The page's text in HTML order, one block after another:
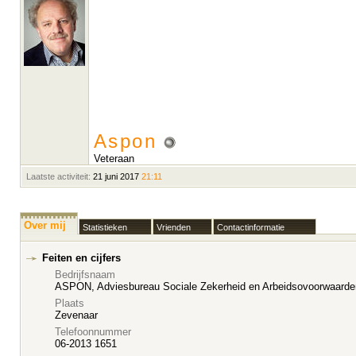
Aspon
Veteraan
Laatste activiteit: 21 juni 2017 21:11
Over mij Statistieken Vrienden Contactinformatie
Feiten en cijfers
Bedrijfsnaam
ASPON, Adviesbureau Sociale Zekerheid en
Plaats
Zevenaar
Telefoonnummer
06-2013 1651